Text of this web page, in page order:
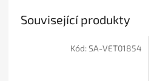
Související produkty
Kód:SA-VET01854